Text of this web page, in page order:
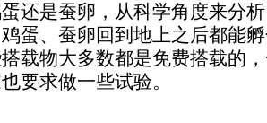
还是蚕卵，从科学角度来分
蛋、蚕卵回到地上之后都能
载物大多数都是免费搭载的
要求做一些试验。